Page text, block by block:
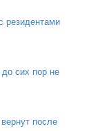
резидентами
сих пор не
после